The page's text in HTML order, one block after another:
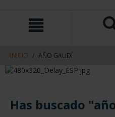
contenido
navegacin
INICIO AÑO GAUDÍ
Has buscado